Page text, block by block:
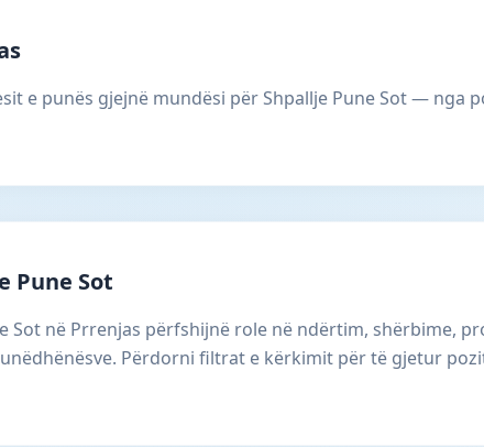
e punës gjejnë mundësi për Shpallje Pune Sot — nga
Pune Sot
Sot në Prrenjas përfshijnë role në ndërtim, shërbime,
Përdorni filtrat e kërkimit për të gjetur